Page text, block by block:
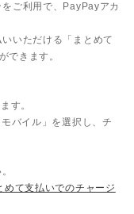
ご利用で、PayPayアカ
いただける「まとめて
できます。
す。
バイル」を選択し、チ
て支払いでのチャージ